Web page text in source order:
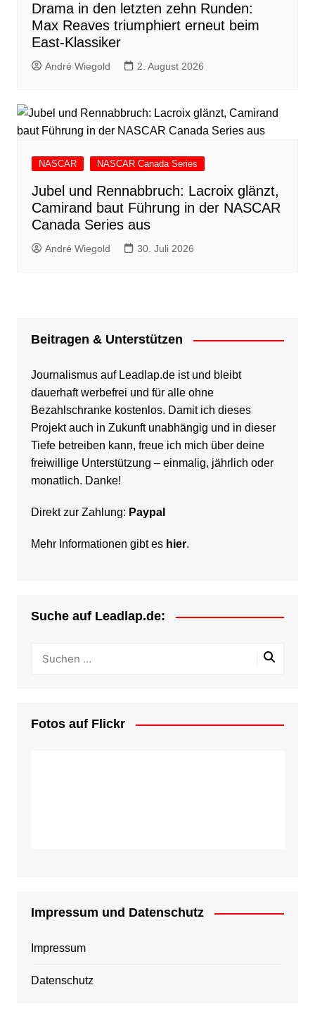
Drama in den letzten zehn Runden:
Max Reaves triumphiert erneut beim
East-Klassiker
André Wiegold 2. August 2026
NASCAR NASCAR Canada Series
Jubel und Rennabbruch: Lacroix glänzt,
Camirand baut Führung in der NASCAR
Canada Series aus
André Wiegold 30. Juli 2026
Beitragen & Unterstützen
Journalismus auf Leadlap.de ist und bleibt
dauerhaft werbefrei und für alle ohne
Bezahlschranke kostenlos. Damit ich dieses
Projekt auch in Zukunft unabhängig und in dieser
Tiefe betreiben kann, freue ich mich über deine
freiwillige Unterstützung – einmalig, jährlich oder
monatlich. Danke!
Direkt zur Zahlung: Paypal
Mehr Informationen gibt es hier.
Suche auf Leadlap.de:
Fotos auf Flickr
Impressum und Datenschutz
Impressum
Datenschutz